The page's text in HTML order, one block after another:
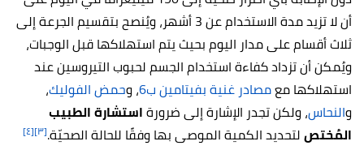
أن لا تزيد مدة الاستخدام عن 3 أشهر، ويُنصح بتقسيم الجرعة إلى
ثلاث أقسام على مدار اليوم بحيث يتم استهلاكها قبل الوجبات،
ويُمكن أن تزداد كفاءة استخدام الجسم لحبوب التيروسين عند
استهلاكها معمصادر غنية بفيتامين ب6 ، وحمض الفوليك،
والنحاس، ولكن تجدر الإشارة إلى ضرورةاستشارة الطبيب
المُختصلتحديد الكمية الموصى بها وفقًا للحالة الصحيّة.[٣] [٤]